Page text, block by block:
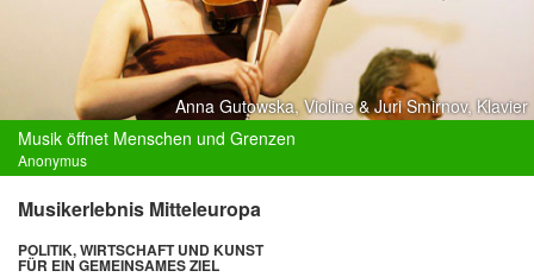
Anna Gutowska, Violine & Juri Smirnov, Klavier
Musik öffnet Menschen und Grenzen
Anonymus
Musikerlebnis Mitteleuropa
POLITIK, WIRTSCHAFT UND KUNST
FÜR EIN GEMEINSAMES ZIEL